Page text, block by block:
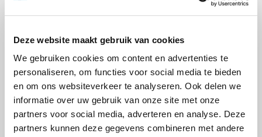
Deze website maakt gebruik van cookies
We gebruiken cookies om content en advertenties te
personaliseren, om functies voor social media te bieden
en om ons websiteverkeer te analyseren. Ook delen we
informatie over uw gebruik van onze site met onze
partners voor social media, adverteren en analyse. Deze
partners kunnen deze gegevens combineren met andere